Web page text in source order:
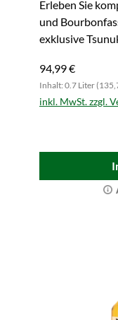
Erleben Sie
und
exklusive
94,99 €
Inhalt: 0.7 Liter
inkl. MwSt. zzgl.